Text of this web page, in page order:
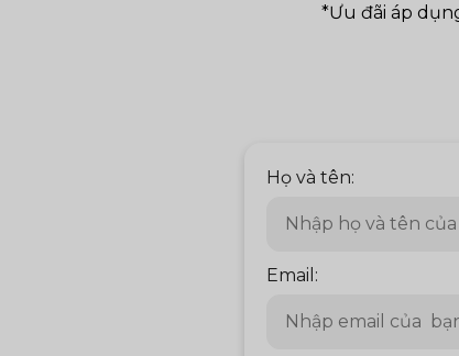
*Ưu đãi áp
Họ và tên:
Email: